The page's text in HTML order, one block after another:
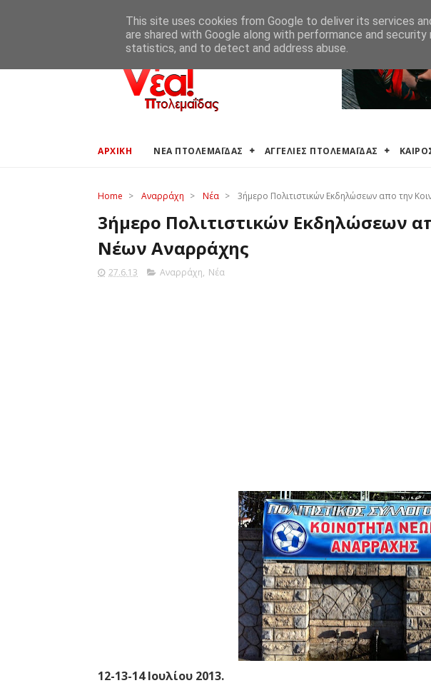
ΑΓΓΕΛΙΕΣ ΠΤΟΛΕΜΑΪΔΑΣ
ΑΡΧΙΚΗ ΝΕΑ ΠΤΟΛΕΜΑΪΔΑΣ ΑΓΓΕΛΙΕΣ ΠΤΟΛΕΜΑΪΔΑΣ
Home > Αναρράχη > Νέα > 3ήμερο Πολιτιστικών Εκδηλώσεων απο την
3ήμερο Πολιτιστικών Εκδηλώσεων
Νέων Αναρράχης
27.6.13 Αναρράχη, Νέα
12-13-14 Ιουλίου 2013.
This site uses cookies from Google to deliver its services
are shared with Google along with performance and
statistics, and to detect and address abuse.